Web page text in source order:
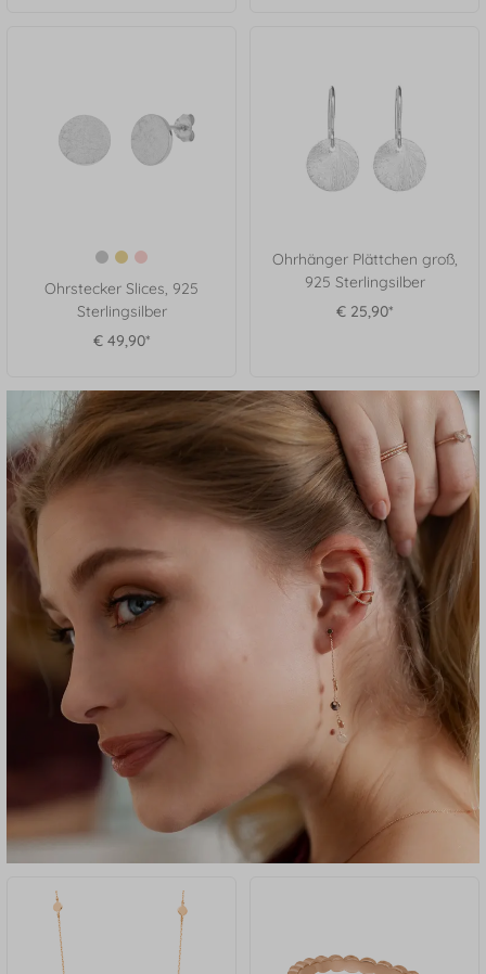
Ohrstecker Slices, 925
Sterlingsilber
€ 49,90*
Ohrhänger Plättchen groß,
925 Sterlingsilber
€ 25,90*